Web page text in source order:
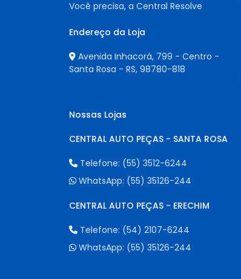
Você precisa, a Central Resolve
Endereço da Loja
Avenida Inhacorá, 799 - Centro -
Santa Rosa - RS, 98780-818
Nossas Lojas
CENTRAL AUTO PEÇAS - SANTA ROSA
Telefone: (55) 3512-6244
WhatsApp: (55) 35126-244
CENTRAL AUTO PEÇAS - ERECHIM
Telefone: (54) 2107-6244
WhatsApp: (55) 35126-244